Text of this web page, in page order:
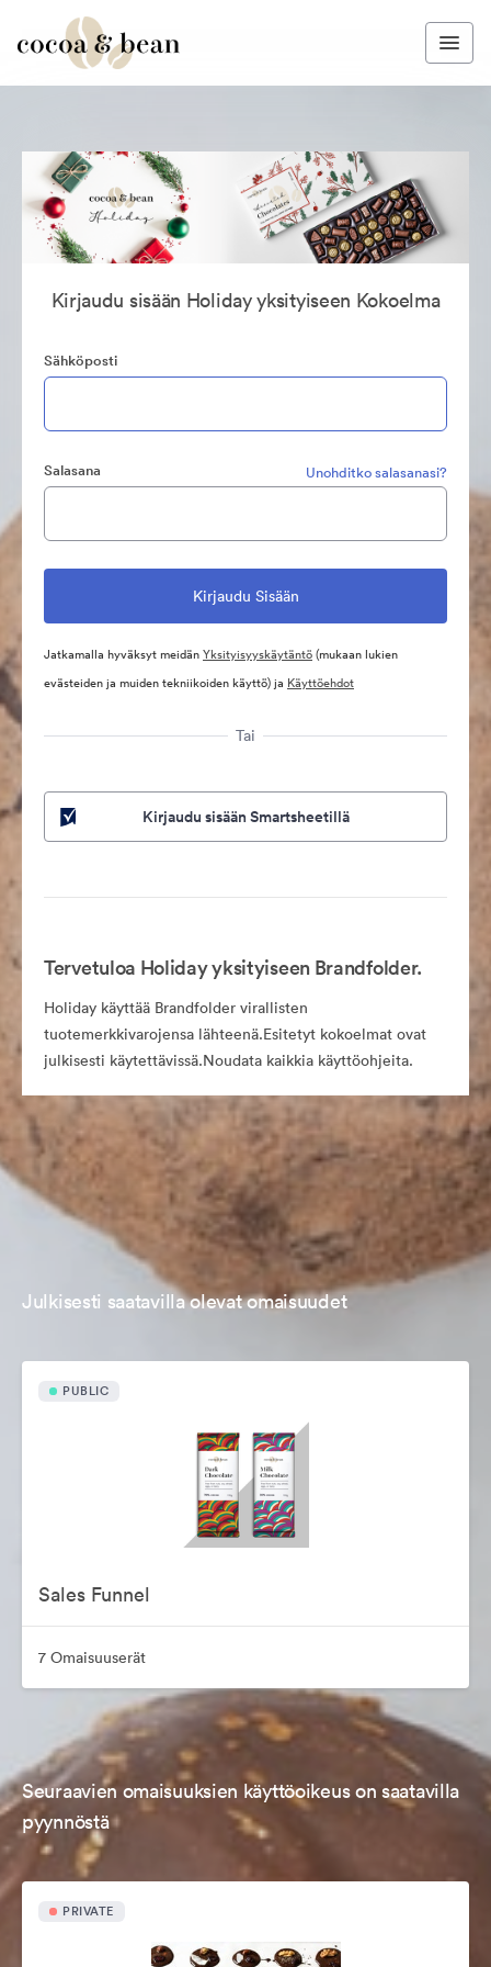
Kirjaudu sisään Holiday yksityiseen Kokoelma
Sähköposti
Salasana Unohditko salasanasi?
Jatkamalla hyväksyt meidänYksityisyyskäytäntö(mukaan lukien
evästeiden ja muiden tekniikoiden käyttö) ja Käyttöehdot
Tai
Kirjaudu sisään Smartsheetillä
Tervetuloa Holiday yksityiseen Brandfolder.
Holiday käyttää Brandfolder virallisten
tuotemerkkivarojensa lähteenä.Esitetyt kokoelmat ovat
julkisesti käytettävissä.Noudata kaikkia käyttöohjeita.
Julkisesti saatavilla olevat omaisuudet
PUBLIC
Sales Funnel
7 Omaisuuserät
Seuraavien omaisuuksien käyttöoikeus on saatavilla
pyynnöstä
PRIVATE